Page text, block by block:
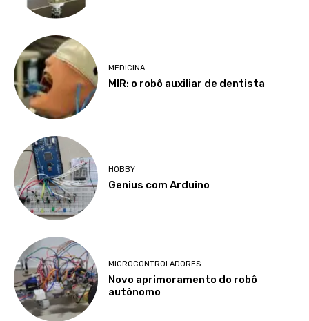
MEDICINA
MIR: o robô auxiliar de dentista
HOBBY
Genius com Arduino
MICROCONTROLADORES
Novo aprimoramento do robô
autônomo